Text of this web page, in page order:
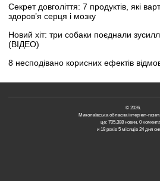
Секрет довголіття: 7 продуктів, які
здоров’я серця і мозку
Новий хіт: три собаки поєднали
(ВІДЕО)
8 несподівано корисних ефектів
© 2026.
Миколаївська обласна інтернет-
це: 705,388 новин, 0
и 19 років 5 місяців 24 дня